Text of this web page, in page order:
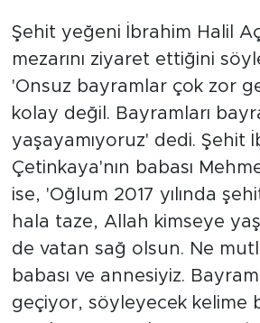
Şehit yeğeni İbrahim Halil
mezarını ziyaret ettiğini
'Onsuz bayramlar çok zor
kolay değil. Bayramları
yaşayamıyoruz' dedi. Şehit
Çetinkaya'nın babası
ise, 'Oğlum 2017 yılında
hala taze, Allah kimseye
de vatan sağ olsun. Ne
babası ve annesiyiz.
geçiyor, söyleyecek kelime